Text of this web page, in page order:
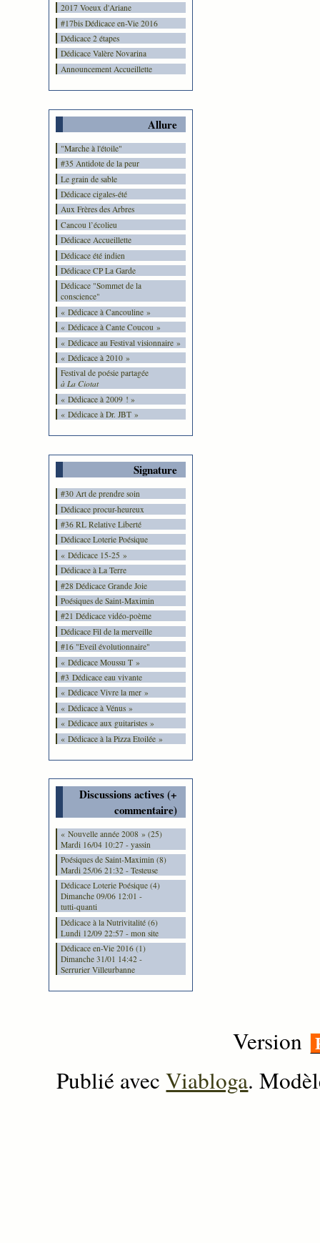
2017 Voeux d'Ariane
#17bis Dédicace en-Vie 2016
Dédicace 2 étapes
Dédicace Valère Novarina
Announcement Accueillette
Allure
"Marche à l'étoile"
#35 Antidote de la peur
Le grain de sable
Dédicace cigales-été
Aux Frères des Arbres
Cancou l’écolieu
Dédicace Accueillette
Dédicace été indien
Dédicace CP La Garde
Dédicace "Sommet de la
conscience"
« Dédicace à Cancouline »
« Dédicace à Cante Coucou »
« Dédicace au Festival visionnaire »
« Dédicace à 2010 »
Festival de poésie partagée
à La Ciotat
« Dédicace à 2009 ! »
« Dédicace à Dr. JBT »
Signature
#30 Art de prendre soin
Dédicace procur-heureux
#36 RL Relative Liberté
Dédicace Loterie Poésique
« Dédicace 15-25 »
Dédicace à La Terre
#28 Dédicace Grande Joie
Poésiques de Saint-Maximin
#21 Dédicace vidéo-poème
Dédicace Fil de la merveille
#16 "Eveil évolutionnaire"
« Dédicace Moussu T »
#3 Dédicace eau vivante
« Dédicace Vivre la mer »
« Dédicace à Vénus »
« Dédicace aux guitaristes »
« Dédicace à la Pizza Etoilée »
Discussions actives (+
commentaire)
« Nouvelle année 2008 » (25)
Mardi 16/04 10:27 - yassin
Poésiques de Saint-Maximin (8)
Mardi 25/06 21:32 - Testeuse
Dédicace Loterie Poésique (4)
Dimanche 09/06 12:01 -
tutti-quanti
Dédicace à la Nutrivitalité (6)
Lundi 12/09 22:57 - mon site
Dédicace en-Vie 2016 (1)
Dimanche 31/01 14:42 -
Serrurier Villeurbanne
Version
Publié avecViabloga.